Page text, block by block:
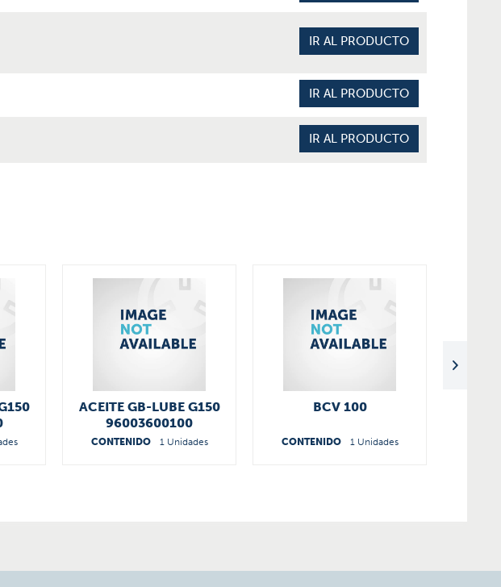
IR AL PRODUCTO
IR AL PRODUCTO
IR AL PRODUCTO
ACEITE GB-LUBE G150
96003600100
CONTENIDO 1 Unidades
BCV 100
CONTENIDO 1 Unidades